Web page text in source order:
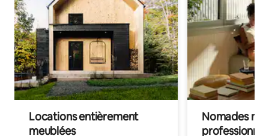
Locations entièrement
meublées
Nomades